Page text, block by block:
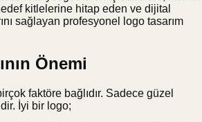
kitlelerine hitap eden ve dijital
sağlayan profesyonel logo tasarım
Önemi
faktöre bağlıdır. Sadece güzel
İyi bir logo;